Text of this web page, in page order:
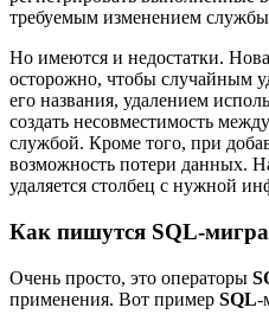
требуемым изменением
Но имеются и недостатки.
осторожно, чтобы случайным
его названия, удалением
создать несовместимость
службой. Кроме того, при
возможность потери данных.
удаляется столбец с нужной
Как пишутся SQL-
Очень просто, это операторы
применения. Вот пример SQL-